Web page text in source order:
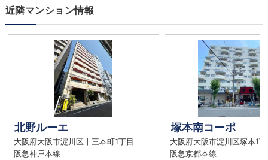
近隣マンション情報
北野ルーエ
大阪府大阪市淀川区十三本町1丁目
阪急神戸本線
塚本南コーポ
大阪府大阪市淀川区塚本1
阪急京都本線